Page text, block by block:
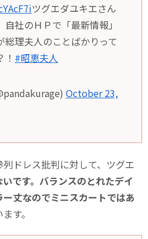
ツグエダユキエさん
社のＨＰで「最新情報」
総理夫人のことばかりって
#昭恵夫人
October 23,
列ドレス批判に対して、ツグエ
です。バランスのとれたデイ
丈なのでミニスカートではあ
す。